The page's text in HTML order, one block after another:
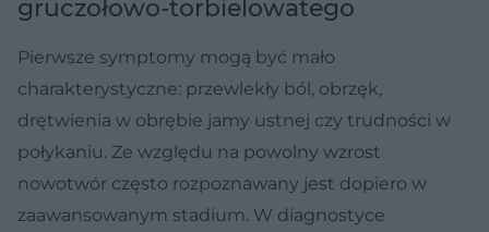
gruczołowo-torbielowatego
Pierwsze symptomy mogą być mało
charakterystyczne: przewlekły ból, obrzęk,
drętwienia w obrębie jamy ustnej czy trudności w
połykaniu. Ze względu na powolny wzrost
nowotwór często rozpoznawany jest dopiero w
zaawansowanym stadium. W diagnostyce